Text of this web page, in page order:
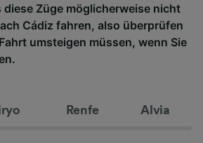
diese Züge möglicherweise nicht
Cádiz fahren, also überprüfen
umsteigen müssen, wenn Sie
Renfe Alvia